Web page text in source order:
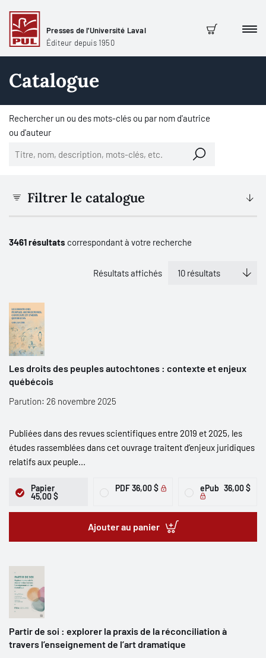
Presses de l'Université Laval
Éditeur depuis 1950
Panier
Catalogue
Rechercher un ou des mots-clés ou par nom d'autrice
ou d'auteur
Filtrer le catalogue
3461 résultats correspondant à votre recherche
Résultats affichés
Les droits des peuples autochtones : contexte et enjeux
québécois
Parution: 26 novembre 2025
Publiées dans des revues scientifiques entre 2019 et 2025, les
études rassemblées dans cet ouvrage traitent d’enjeux juridiques
relatifs aux peuple...
Papier
45,00 $
PDF 36,00 $ ePub 36,00 $
Ajouter au panier
Partir de soi : explorer la praxis de la réconciliation à
travers l’enseignement de l’art dramatique